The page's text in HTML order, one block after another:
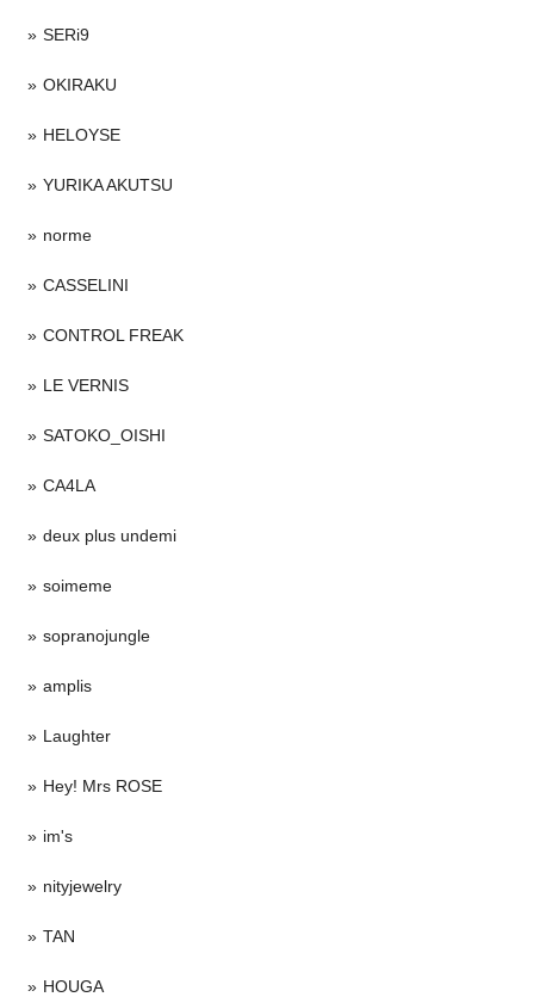
SERi9
OKIRAKU
HELOYSE
YURIKA AKUTSU
norme
CASSELINI
CONTROL FREAK
LE VERNIS
SATOKO_OISHI
CA4LA
deux plus undemi
soimeme
sopranojungle
amplis
Laughter
Hey! Mrs ROSE
im's
nityjewelry
TAN
HOUGA